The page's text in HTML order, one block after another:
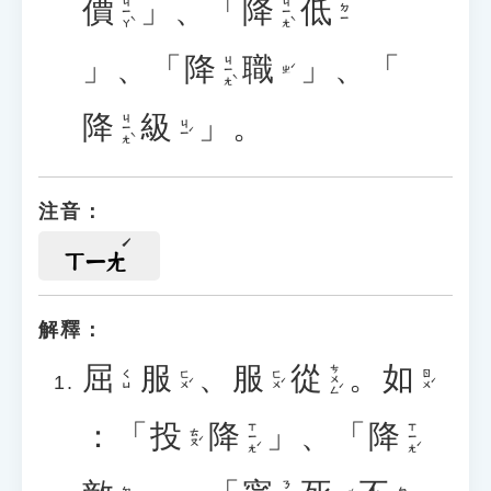
價 ㄐㄧㄚˋ 」、「 降 ㄐㄧㄤˋ 低 ㄉㄧ
」、「 降 ㄐㄧㄤˋ 職 ㄓˊ
」、「
降 ㄐㄧㄤˋ 級 ㄐㄧˊ 」。
注音：
ㄒㄧㄤ
解釋：
屈 ㄑㄩ 服 ㄈㄨˊ 、 服 ㄈㄨˊ 從 ㄘㄨㄥˊ 。 如 ㄖㄨˊ
：「 投 ㄊㄡˊ 降 ㄒㄧㄤˊ 」、「 降 ㄒㄧㄤˊ